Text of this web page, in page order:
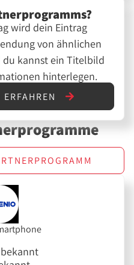
wird dein Eintrag
von ähnlichen
kannst ein Titelbild
hinterlegen.